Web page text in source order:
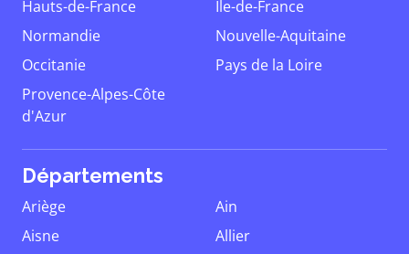
Hauts-de-France
Île-de-France
Normandie
Nouvelle-Aquitaine
Occitanie
Pays de la Loire
Provence-Alpes-Côte
d'Azur
Départements
Ariège
Ain
Aisne
Allier